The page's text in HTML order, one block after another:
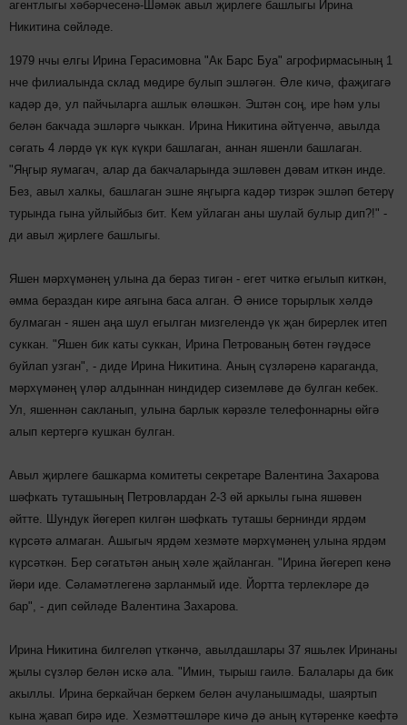
агентлыгы хәбәрчесенә-Шәмәк авыл җирлеге башлыгы Ирина
Никитина сөйләде.
1979 нчы елгы Ирина Герасимовна "Ак Барс Буа" агрофирмасының 1
нче филиалында склад мөдире булып эшләгән. Әле кичә, фаҗигагә
кадәр дә, ул пайчыларга ашлык өләшкән. Эштән соң, ире һәм улы
белән бакчада эшләргә чыккан. Ирина Никитина әйтүенчә, авылда
сәгать 4 ләрдә үк күк күкри башлаган, аннан яшенли башлаган.
"Яңгыр яумагач, алар да бакчаларында эшләвен дәвам иткән инде.
Без, авыл халкы, башлаган эшне яңгырга кадәр тизрәк эшләп бетерү
турында гына уйлыйбыз бит. Кем уйлаган аны шулай булыр дип?!" -
ди авыл җирлеге башлыгы.
Яшен мәрхүмәнең улына да бераз тигән - егет читкә егылып киткән,
әмма бераздан кире аягына баса алган. Ә әнисе торырлык хәлдә
булмаган - яшен аңа шул егылган мизгелендә үк җан бирерлек итеп
суккан. "Яшен бик каты суккан, Ирина Петрованың бөтен гәүдәсе
буйлап узган", - диде Ирина Никитина. Аның сүзләренә караганда,
мәрхүмәнең үләр алдыннан ниндидер сиземләве дә булган кебек.
Ул, яшеннән сакланып, улына барлык кәрәзле телефоннарны өйгә
алып кертергә кушкан булган.
Авыл җирлеге башкарма комитеты секретаре Валентина Захарова
шәфкать туташының Петровлардан 2-3 өй аркылы гына яшәвен
әйтте. Шундук йөгереп килгән шәфкать туташы бернинди ярдәм
күрсәтә алмаган. Ашыгыч ярдәм хезмәте мәрхүмәнең улына ярдәм
күрсәткән. Бер сәгатьтән аның хәле җайланган. "Ирина йөгереп кенә
йөри иде. Сәламәтлегенә зарланмый иде. Йортта терлекләре дә
бар", - дип сөйләде Валентина Захарова.
Ирина Никитина билгеләп үткәнчә, авылдашлары 37 яшьлек Иринаны
җылы сүзләр белән искә ала. "Имин, тырыш гаилә. Балалары да бик
акыллы. Ирина беркайчан беркем белән ачуланышмады, шаяртып
кына җавап бирә иде. Хезмәттәшләре кичә дә аның күтәренке кәефтә